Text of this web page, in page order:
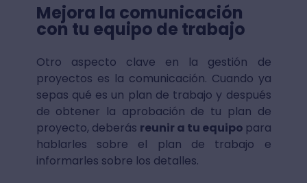
Mejora la comunicación
con tu equipo de trabajo
Otro aspecto clave en la gestión de
proyectos es la comunicación. Cuando ya
sepas qué es un plan de trabajo y después
de obtener la aprobación de tu plan de
proyecto, deberás reunir a tu equipo para
hablarles sobre el plan de trabajo e
informarles sobre los detalles.